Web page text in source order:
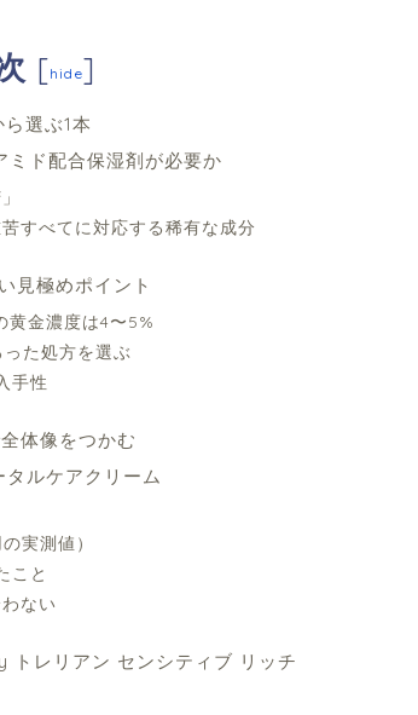
[hide]
選ぶ1本
ミド配合保湿剤が必要か
すべてに対応する稀有な成分
見極めポイント
黄金濃度は4〜5%
た処方を選ぶ
手性
体像をつかむ
ルケアクリーム
実測値）
こと
ない
レリアン センシティブ リッチ